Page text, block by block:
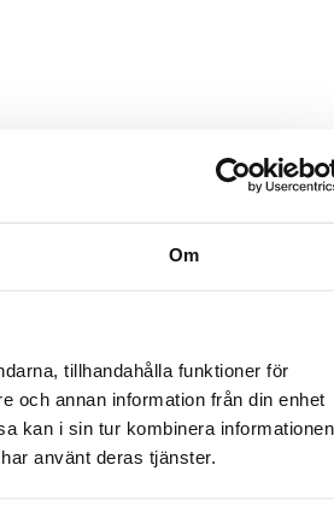
Om
tillhandahålla funktioner för
och annan information från din enhet
kan i sin tur kombinera informationen
använt deras tjänster.